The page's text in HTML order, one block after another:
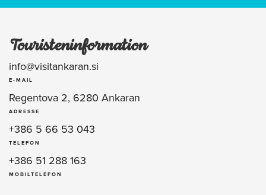
Touristeninformation
info@visitankaran.si
E-MAIL
Regentova 2, 6280 Ankaran
ADRESSE
+386 5 66 53 043
TELEFON
+386 51 288 163
MOBILTELEFON